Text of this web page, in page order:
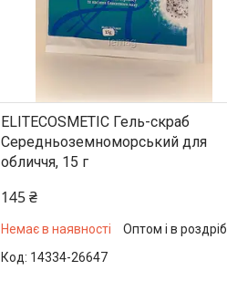
ELITECOSMETIC Гель-скраб
Середньоземноморський для
обличчя, 15 г
145 ₴
Немає в наявності
Оптом і в роздріб
14334-26647